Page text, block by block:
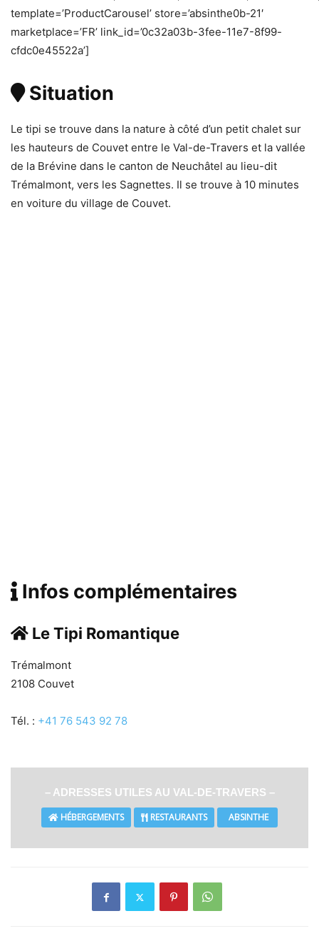
template=’ProductCarousel’ store=’absinthe0b-21′
marketplace=’FR’ link_id=’0c32a03b-3fee-11e7-8f99-
cfdc0e45522a’]
Situation
Le tipi se trouve dans la nature à côté d’un petit chalet sur
les hauteurs de Couvet entre le Val-de-Travers et la vallée
de la Brévine dans le canton de Neuchâtel au lieu-dit
Trémalmont, vers les Sagnettes. Il se trouve à 10 minutes
en voiture du village de Couvet.
Infos complémentaires
Le Tipi Romantique
Trémalmont
2108 Couvet
Tél. : +41 76 543 92 78
– ADRESSES UTILES AU VAL-DE-TRAVERS –
HÉBERGEMENTS RESTAURANTS ABSINTHE